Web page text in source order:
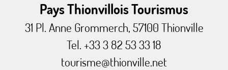
Pays Thionvillois Tourismus
31 Pl. Anne Grommerch, 57100 Thionville
Tel. +33 3 82 53 33 18
tourisme@thionville.net